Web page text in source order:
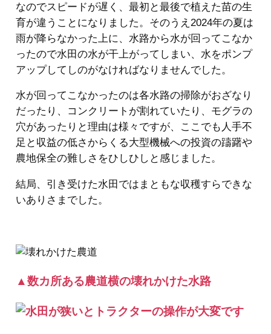
なのでスピードが遅く、最初と最後で植えた苗の生
育が違うことになりました。そのうえ2024年の夏は
雨が降らなかった上に、水路から水が回ってこなか
ったので水田の水が干上がってしまい、水をポンプ
アップしてしのがなければなりませんでした。
水が回ってこなかったのは各水路の掃除がおざなり
だったり、コンクリートが割れていたり、モグラの
穴があったりと理由は様々ですが、ここでも人手不
足と収益の低さからくる大型機械への投資の躊躇や
農地保全の難しさをひしひしと感じました。
結局、引き受けた水田ではまともな収穫すらできな
いありさまでした。
▲数カ所ある農道横の壊れかけた水路